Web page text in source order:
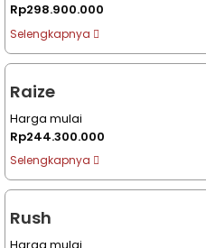
Rp298.900.000
Selengkapnya
Raize
Harga mulai
Rp244.300.000
Selengkapnya
Rush